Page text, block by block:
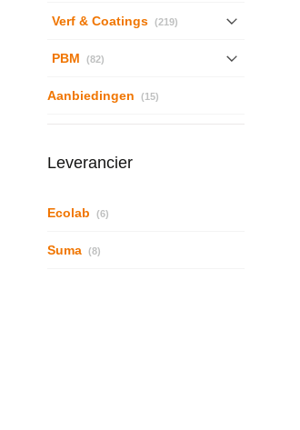
Verf & Coatings 219producten
PBM 82producten
Aanbiedingen 15producten
Leverancier
Ecolab 6producten
Suma 8producten